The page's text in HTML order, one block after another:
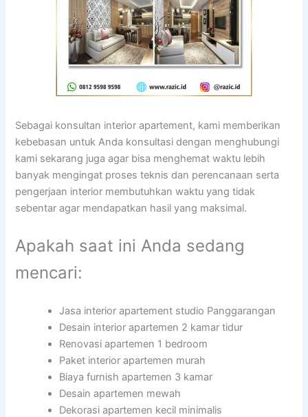
Sebagai konsultan interior apartement, kami memberikan
kebebasan untuk Anda konsultasi dengan menghubungi
kami sekarang juga agar bisa menghemat waktu lebih
banyak mengingat proses teknis dan perencanaan serta
pengerjaan interior membutuhkan waktu yang tidak
sebentar agar mendapatkan hasil yang maksimal.
Apakah saat ini Anda sedang
mencari:
Jasa interior apartement studio Panggarangan
Desain interior apartemen 2 kamar tidur
Renovasi apartemen 1 bedroom
Paket interior apartemen murah
Biaya furnish apartemen 3 kamar
Desain apartemen mewah
Dekorasi apartemen kecil minimalis